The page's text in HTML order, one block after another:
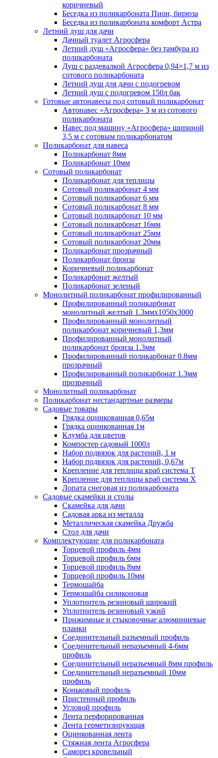
коричневый
Беседка из поликарбоната Пион, бирюза
Беседка из поликарбоната комфорт Астра
Летний душ для дачи
Дачный туалет Агросфера
Летний душ «Агросфера» без тамбура из
поликарбоната
Душ с раздевалкой Агросфера 0,94×1,7 м из
сотового поликарбоната
Летний душ для дачи с подогревом
Летний душ с подогревом 150л бак
Готовые автонавесы под сотовый поликарбонат
Автонавес «Агросфера» 3 м из сотового
поликарбоната
Навес под машину «Агросфера» шириной
3,5 м с сотовым поликарбонатом
Поликарбонат для навеса
Поликарбонат 8мм
Поликарбонат 10мм
Сотовый поликарбонат
Поликарбонат для теплицы
Сотовый поликарбонат 4 мм
Сотовый поликарбонат 6 мм
Сотовый поликарбонат 8 мм
Сотовый поликарбонат 10 мм
Сотовый поликарбонат 16мм
Сотовый поликарбонат 25мм
Сотовый поликарбонат 20мм
Поликарбонат прозрачный
Поликарбонат бронза
Коричневый поликарбонат
Поликарбонат желтый
Поликарбонат зеленый
Монолитный поликарбонат профилированный
Профилированный поликарбонат
монолитный желтый 1.3ммх1050х3000
Профилированный монолитный
поликарбонат коричневый 1,3мм
Профилированный монолитный
поликарбонат бронза 1.3мм
Профилированный поликарбонат 0.8мм
прозрачный
Профилированный поликарбонат 1.3мм
прозрачный
Монолитный поликарбонат
Поликарбонат нестандартные размеры
Садовые товары
Грядка оцинкованная 0,65м
Грядка оцинкованная 1м
Клумба для цветов
Компостер садовый 1000л
Набор подвязок для растений, 1 м
Набор подвязок для растений, 0,67м
Крепление для теплицы краб система Т
Крепление для теплицы краб система Х
Лопата снеговая из поликарбоната
Садовые скамейки и столы
Скамейка для дачи
Садовая арка из металла
Металлическая скамейка Дружба
Стол для дачи
Комплектующие для поликарбоната
Торцевой профиль 4мм
Торцевой профиль 6мм
Торцевой профиль 8мм
Торцевой профиль 10мм
Термошайба
Термошайба силиконовая
Уплотнитель резиновый широкий
Уплотнитель резиновый узкий
Прижимные и стыковочные алюминиевые
планки
Соединительный разъемный профиль
Соединительный неразъемный 4-6мм
профиль
Соединительный неразъемный 8мм профиль
Соединительный неразъемный 10мм
профиль
Коньковый профиль
Пристенный профиль
Угловой профиль
Лента перфорированная
Лента герметизирующая
Оцинкованная лента
Стяжная лента Агросфера
Саморез кровельный